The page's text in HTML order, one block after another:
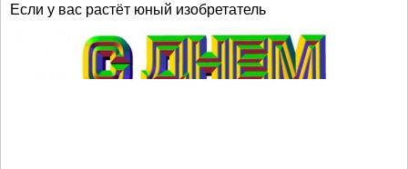
Если у вас растёт юный изобретатель